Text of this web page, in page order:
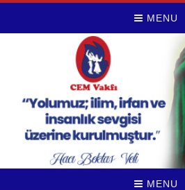
MENU
MENU